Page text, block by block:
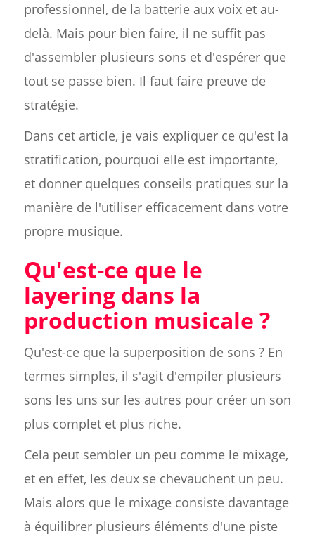
professionnel, de la batterie aux voix et au-
delà. Mais pour bien faire, il ne suffit pas
d'assembler plusieurs sons et d'espérer que
tout se passe bien. Il faut faire preuve de
stratégie.
Dans cet article, je vais expliquer ce qu'est la
stratification, pourquoi elle est importante,
et donner quelques conseils pratiques sur la
manière de l'utiliser efficacement dans votre
propre musique.
Qu'est-ce que le
layering dans la
production musicale ?
Qu'est-ce que la superposition de sons ? En
termes simples, il s'agit d'empiler plusieurs
sons les uns sur les autres pour créer un son
plus complet et plus riche.
Cela peut sembler un peu comme le mixage,
et en effet, les deux se chevauchent un peu.
Mais alors que le mixage consiste davantage
à équilibrer plusieurs éléments d'une piste